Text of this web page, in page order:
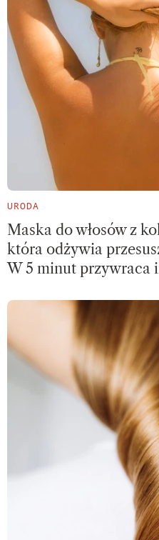
URODA
Maska do włosów z
która odżywia
W 5 minut przywraca